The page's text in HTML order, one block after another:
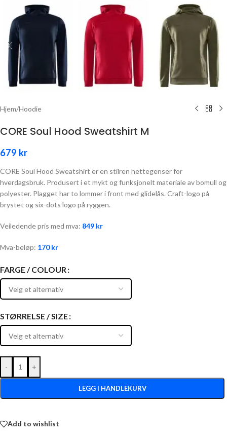
Hjem/Hoodie
CORE Soul Hood Sweatshirt M
679 kr
CORE Soul Hood Sweatshirt er en stilren hettegenser for
hverdagsbruk. Produsert i et mykt og funksjonelt materiale av bomull og
polyester. Plagget har to lommer i front med glidelås. Craft-logo på
brystet og six-dots logo på ryggen.
Veiledende pris med mva: 849 kr
Mva-beløp: 170kr
FARGE / COLOUR
STØRRELSE / SIZE
- +
LEGG I HANDLEKURV
Add to wishlist